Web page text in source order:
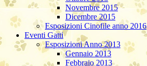
Novembre 2015
Dicembre 2015
Esposizioni Cinofile anno 2016
Eventi Gatti
Esposizioni Anno 2013
Gennaio 2013
Febbraio 2013